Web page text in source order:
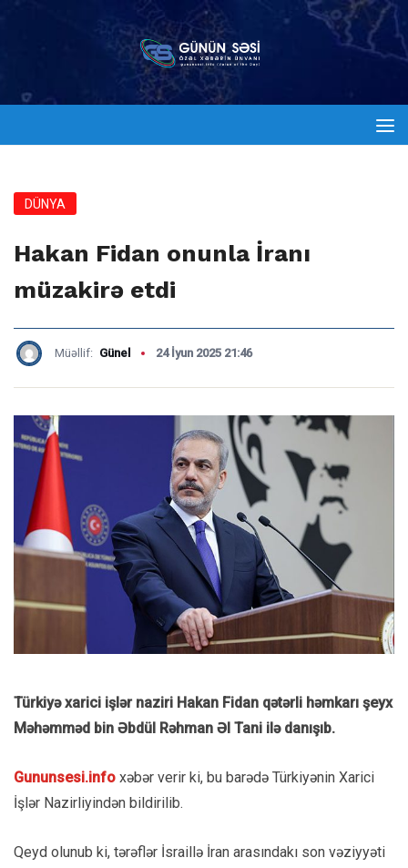
DÜNYA
Hakan Fidan onunla İranı
müzakirə etdi
Müəllif: Günel 24 İyun 2025 21:46
Türkiyə xarici işlər naziri Hakan Fidan qətərli həmkarı şeyx
Məhəmməd bin Əbdül Rəhman Əl Tani ilə danışıb.
Gununsesi.info xəbər verir ki, bu barədə Türkiyənin Xarici
İşlər Nazirliyindən bildirilib.
Qeyd olunub ki, tərəflər İsraillə İran arasındakı son vəziyyəti